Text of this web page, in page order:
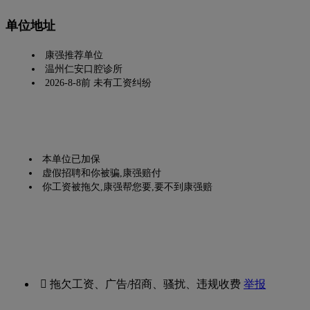
单位地址
康强推荐单位
温州仁安口腔诊所
2026-8-8前 未有工资纠纷
本单位已加保
虚假招聘和你被骗,康强赔付
你工资被拖欠,康强帮您要,要不到康强赔
 拖欠工资、广告/招商、骚扰、违规收费举报